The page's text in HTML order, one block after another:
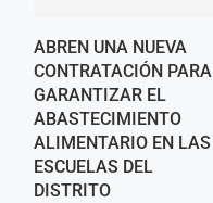
ABREN UNA NUEVA
CONTRATACIÓN PARA
GARANTIZAR EL
ABASTECIMIENTO
ALIMENTARIO EN LAS
ESCUELAS DEL
DISTRITO